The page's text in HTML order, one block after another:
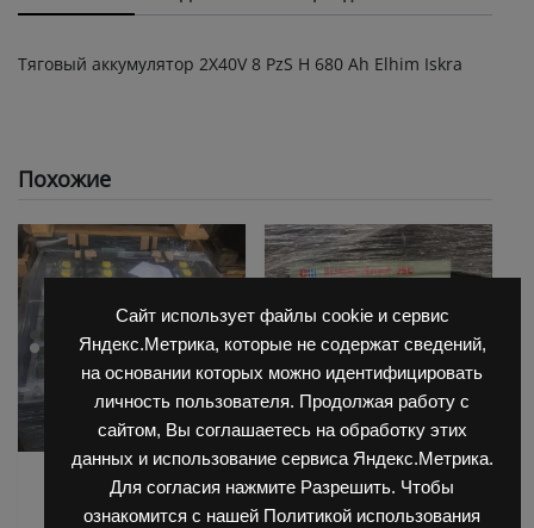
Сайт использует файлы cookie и сервис
Яндекс.Метрика, которые не содержат сведений,
на основании которых можно идентифицировать
личность пользователя. Продолжая работу с
сайтом, Вы соглашаетесь на обработку этих
данных и использование сервиса Яндекс.Метрика.
Для согласия нажмите Разрешить. Чтобы
ознакомится с нашей Политикой использования
Тяговый аккумулятор 2X40V 8 PzS Н 680 Ah Elhim Iskra
Похожие
АКБ для Balkanсar
(Балканкар)
АКБ для Balkanсar
(Балканкар)